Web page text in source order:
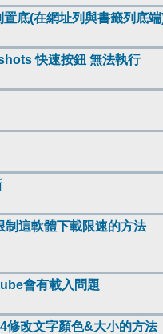
置底(在網址列與書籤列底
快速按鈕 無法執行
制這軟體下載限速的方法
會有載入問題
修改文字顏色&大小的方法